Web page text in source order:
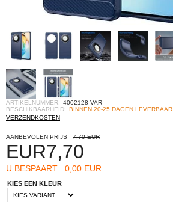
ARTIKELNUMMER: 4002128-VAR
BESCHIKBAARHEID: BINNEN 20-25 DAGEN LEVERBAAR
VERZENDKOSTEN
AANBEVOLEN PRIJS 7,70 EUR
EUR7,70
U BESPAART 0,00 EUR
KIES EEN KLEUR